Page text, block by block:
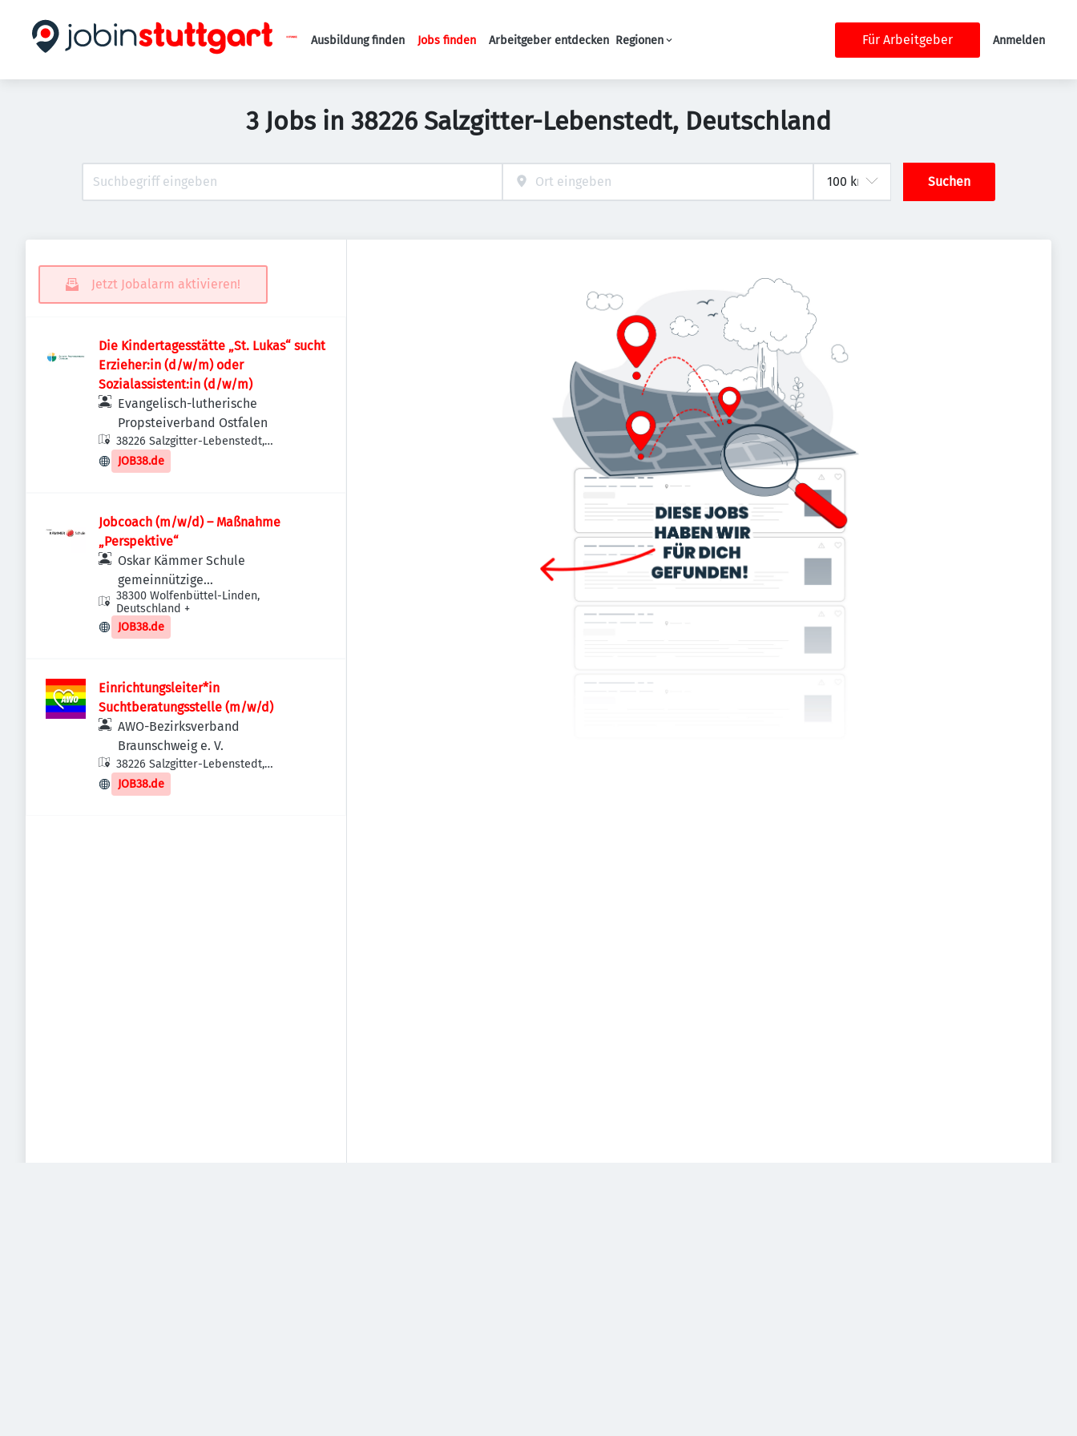
Haupt-Navigation
Ausbildung finden Jobs finden Arbeitgeber entdecken Regionen Für Arbeitgeber Anmelden
3 Jobs in 38226 Salzgitter-Lebenstedt, Deutschland
Suchen
Jetzt Jobalarm aktivieren!
Die Kindertagesstätte „St. Lukas“ sucht
Erzieher:in (d/w/m) oder
Sozialassistent:in (d/w/m)
Evangelisch-lutherische
Propsteiverband Ostfalen
38226 Salzgitter-Lebenstedt,
Deutschland
JOB38.de
Jobcoach (m/w/d) – Maßnahme
„Perspektive“
Oskar Kämmer Schule
gemeinnützige
Bildungsgesellschaft mbH
38300 Wolfenbüttel-Linden,
Deutschland +
JOB38.de
Einrichtungsleiter*in
Suchtberatungsstelle (m/w/d)
AWO-Bezirksverband
Braunschweig e. V.
38226 Salzgitter-Lebenstedt,
Deutschland
JOB38.de